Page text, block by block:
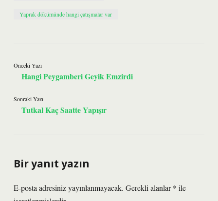
Yaprak dökümünde hangi çatışmalar var
Önceki Yazı
Hangi Peygamberi Geyik Emzirdi
Sonraki Yazı
Tutkal Kaç Saatte Yapışır
Bir yanıt yazın
E-posta adresiniz yayınlanmayacak. Gerekli alanlar* ile